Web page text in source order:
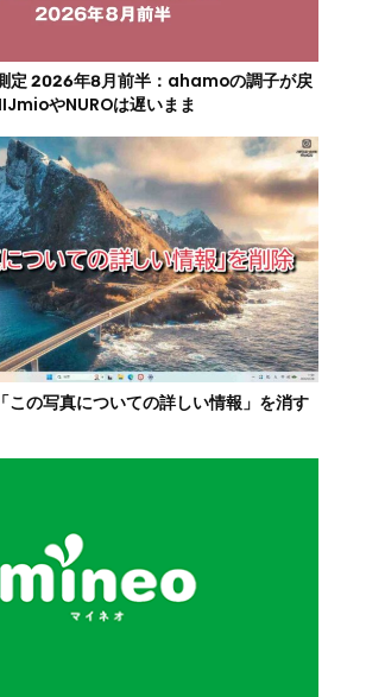
定 2026年8月前半：ahamoの調子が戻
やNUROは遅いまま
の写真についての詳しい情報」を消す